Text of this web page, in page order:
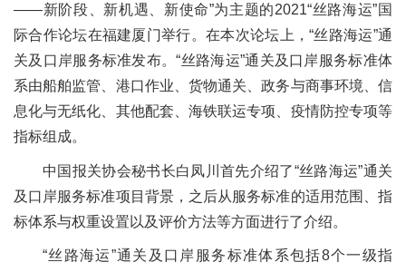
航
——新阶段、新机遇、新使命”为主题的2021“丝路海运”国
际合作论坛在福建厦门举行。在本次论坛上，“丝路海运”通
关及口岸服务标准发布。“丝路海运”通关及口岸服务标准体
系由船舶监管、港口作业、货物通关、政务与商事环境、信
息化与无纸化、其他配套、海铁联运专项、疫情防控专项等
指标组成。
中国报关协会秘书长白凤川首先介绍了“丝路海运”通关
及口岸服务标准项目背景，之后从服务标准的适用范围、指
标体系与权重设置以及评价方法等方面进行了介绍。
“丝路海运”通关及口岸服务标准体系包括8个一级指